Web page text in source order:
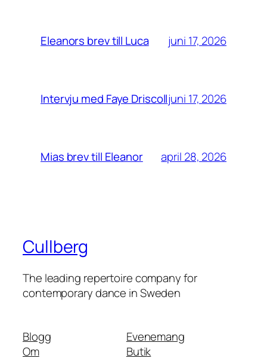
Eleanors brev till Luca juni 17, 2026
Intervju med Faye Driscolljuni 17, 2026
Mias brev till Eleanor april 28, 2026
Cullberg
The leading repertoire company for
contemporary dance in Sweden
Blogg
Om
Evenemang
Butik